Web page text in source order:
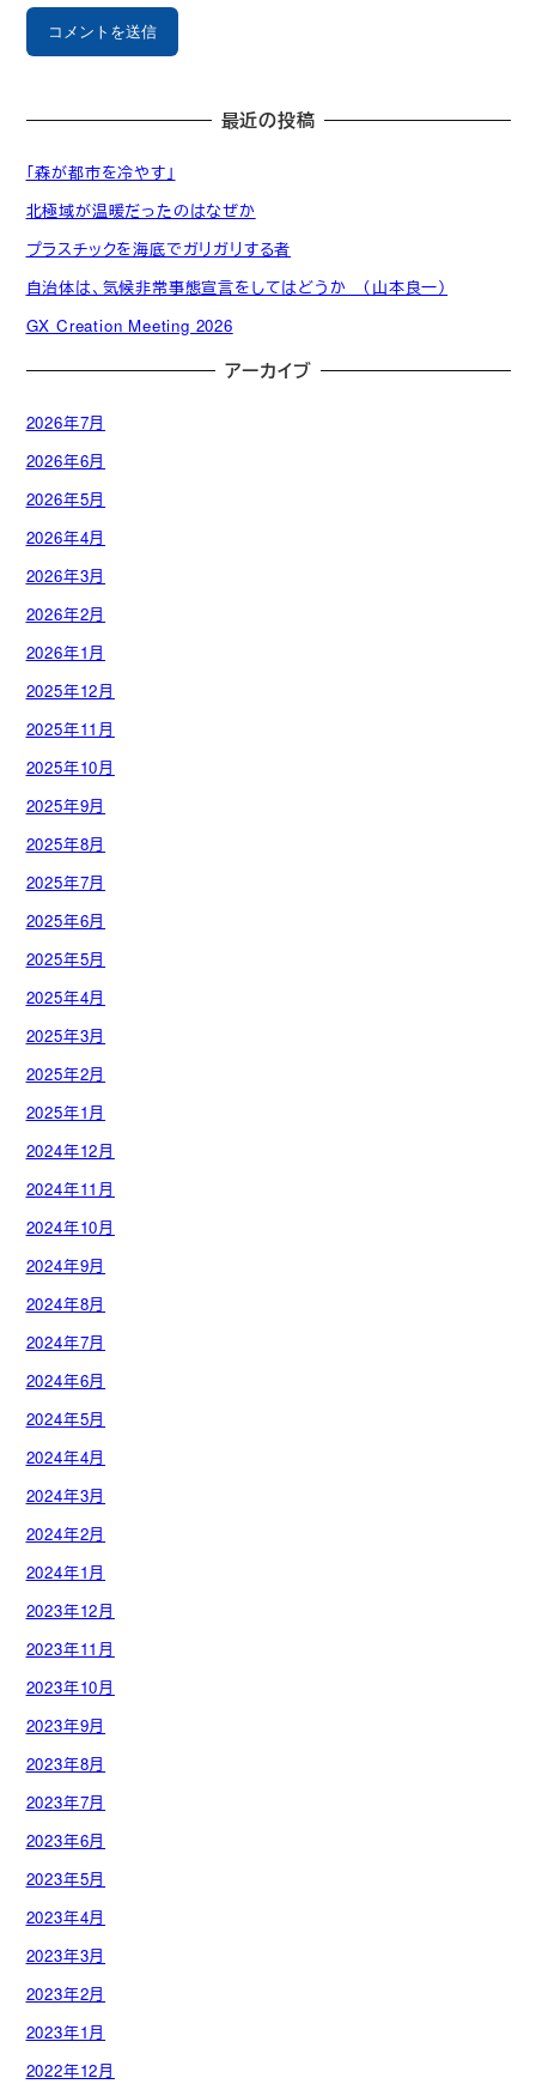
最近の投稿
「森が都市を冷やす」
北極域が温暖だったのはなぜか
プラスチックを海底でガリガリする者
自治体は、気候非常事態宣言をしてはどうか （山本良一）
GX Creation Meeting 2026
アーカイブ
2026年7月
2026年6月
2026年5月
2026年4月
2026年3月
2026年2月
2026年1月
2025年12月
2025年11月
2025年10月
2025年9月
2025年8月
2025年7月
2025年6月
2025年5月
2025年4月
2025年3月
2025年2月
2025年1月
2024年12月
2024年11月
2024年10月
2024年9月
2024年8月
2024年7月
2024年6月
2024年5月
2024年4月
2024年3月
2024年2月
2024年1月
2023年12月
2023年11月
2023年10月
2023年9月
2023年8月
2023年7月
2023年6月
2023年5月
2023年4月
2023年3月
2023年2月
2023年1月
2022年12月